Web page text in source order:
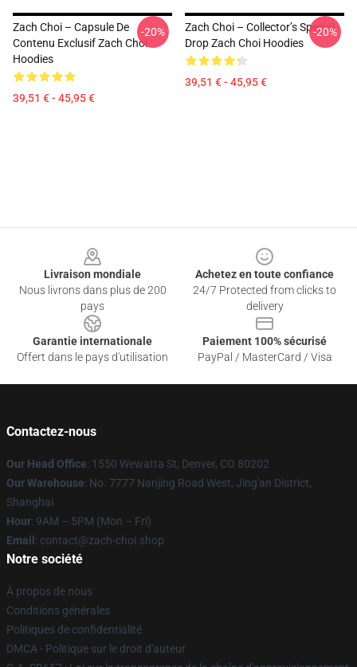
Zach Choi – Capsule De
Contenu Exclusif Zach Choi
Hoodies
39,51 € - 45,95 €
-20%
Zach Choi – Collector’s Special
Drop Zach Choi Hoodies
39,51 € - 45,95 €
-20%
Livraison mondiale
Nous livrons dans plus de 200
pays
Achetez en toute confiance
24/7 Protected from clicks to
delivery
Garantie internationale
Offert dans le pays d'utilisation
Paiement 100% sécurisé
PayPal / MasterCard / Visa
Contactez-nous
Our Head Office: 1550 Wewatta St, Denver, CO 80202
Our Warehouse: No. 7777 Nanjing Road West, Jing'an District,
Shanghai
Hour: 9AM – 5PM (Mon – Fri)
Email : contact@zach-choi.shop
Notre société
À propos de nous
Conditions générales
Politiques de confidentialité
DMCA - Politique sur le droit d'auteur